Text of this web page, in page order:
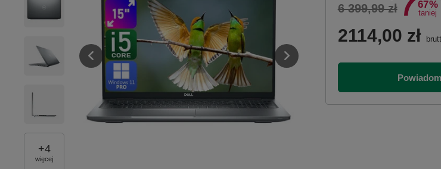
+4
więcej
6 399,99 zł 67%
taniej
2114,00 zł